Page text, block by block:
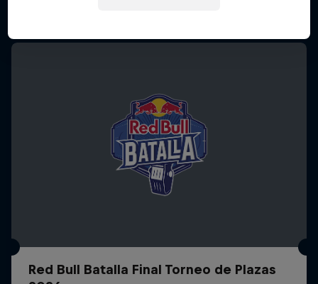
Red Bull Batalla Final Torneo de Plazas